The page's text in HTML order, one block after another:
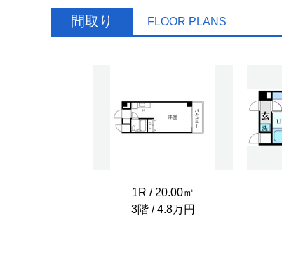
間取り FLOOR PLANS
1R / 20.00㎡
3階 / 4.8万円